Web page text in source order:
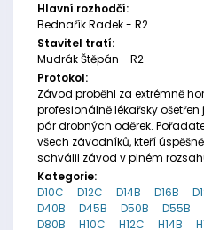
Hlavní rozhodčí:
Bednařík Radek - R2
Stavitel tratí:
Mudrák Štěpán - R2
Protokol:
Závod proběhl za extrémně
profesionálně lékařsky
pár drobných oděrek.
všech závodníků, kteří
schválil závod v plném
Kategorie:
D10C
D12C D14B D16B
D40B
D45B D50B D55B
D80B
H10C H12C H14B